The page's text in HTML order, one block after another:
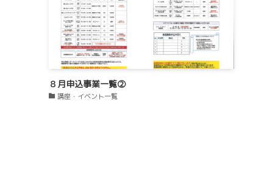
８月申込事業一覧②
講座・イベント一覧